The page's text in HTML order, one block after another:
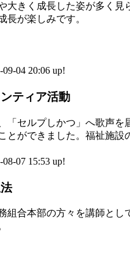
大きく成長した姿が多く
長が楽しみです。
04 20:06 up!
ティア活動
セルプしかつ」へ歌声を
とができました。福祉施設
07 15:53 up!
合本部の方々を講師とし